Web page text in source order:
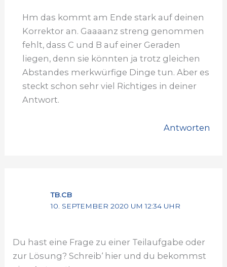
Hm das kommt am Ende stark auf deinen
Korrektor an. Gaaaanz streng genommen
fehlt, dass C und B auf einer Geraden
liegen, denn sie könnten ja trotz gleichen
Abstandes merkwürfige Dinge tun. Aber es
steckt schon sehr viel Richtiges in deiner
Antwort.
Antworten
TB.CB
10. SEPTEMBER 2020 UM 12:34 UHR
Du hast eine Frage zu einer Teilaufgabe oder
zur Lösung? Schreib‘ hier und du bekommst